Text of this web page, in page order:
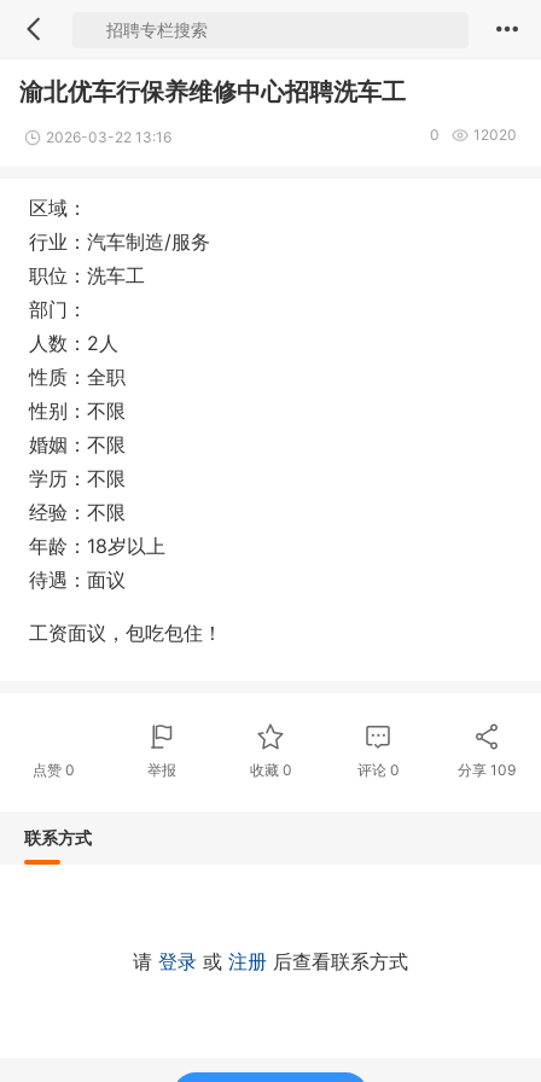
渝北优车行保养维修中心招聘洗车工
2026-03-22 13:16 12020
0
区域：
行业：汽车制造/服务
职位：洗车工
部门：
人数：2人
性质：全职
性别：不限
婚姻：不限
学历：不限
经验：不限
年龄：18岁以上
待遇：面议
工资面议，包吃包住！
点赞0 举报 收藏 0 评论0 分享109
联系方式
请 登录 或 注册 后查看联系方式